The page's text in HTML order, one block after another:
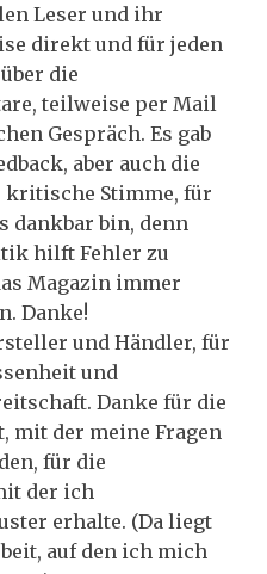
Leser und ihr
direkt und für jeden
die
teilweise per Mail
Gespräch. Es gab
aber auch die
kritische Stimme, für
dankbar bin, denn
hilft Fehler zu
Magazin immer
Danke!
und Händler, für
und
Danke für die
mit der meine Fragen
für die
der ich
erhalte. (Da liegt
auf den ich mich